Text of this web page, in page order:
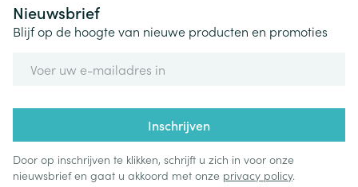
Nieuwsbrief
Blijf op de hoogte van nieuwe producten en promoties
Inschrijven
Door op inschrijven te klikken, schrijft u zich in voor onze
nieuwsbrief en gaat u akkoord met onze privacy policy.